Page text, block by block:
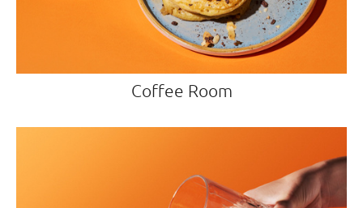
Coffee Room